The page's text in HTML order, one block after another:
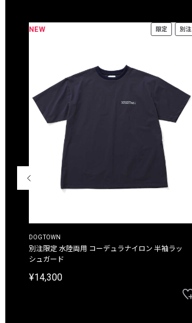
NEW 限定 別注
DOGTOWN
別注限定 水陸両用 コーデュラナイロン 半袖ラッ
シュガード
¥14,300